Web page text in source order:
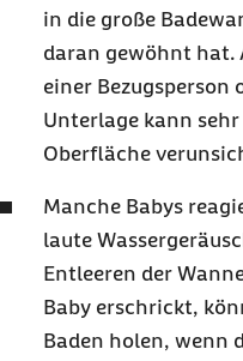
in die große
daran gewöhnt hat.
einer Bezugsperson
Unterlage kann
Oberfläche
Manche Babys
laute
Entleeren der
Baby erschrickt,
Baden holen, wenn